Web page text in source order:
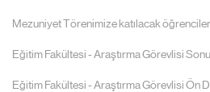
Mezuniyet Törenimize katılacak
Eğitim Fakültesi - Araştırma Görevlisi
Eğitim Fakültesi - Araştırma Görevlisi Ön